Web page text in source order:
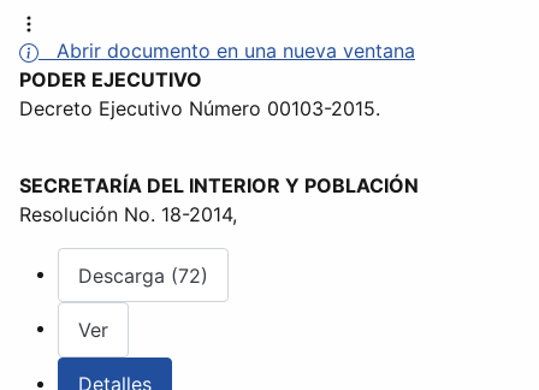
Abrir documento en una nueva ventana
PODER EJECUTIVO
Decreto Ejecutivo Número 00103-2015.
SECRETARÍA DEL INTERIOR Y POBLACIÓN
Resolución No. 18-2014,
Descarga (72)
Ver
Detalles